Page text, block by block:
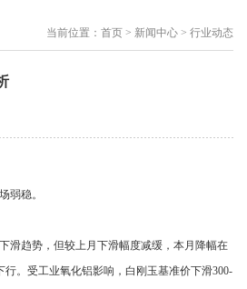
当前位置： 首页 > 新闻中心 > 行业动态
弱稳。
滑趋势，但较上月下滑幅度减缓，本月降幅在
。受工业氧化铝影响，白刚玉基准价下滑300-